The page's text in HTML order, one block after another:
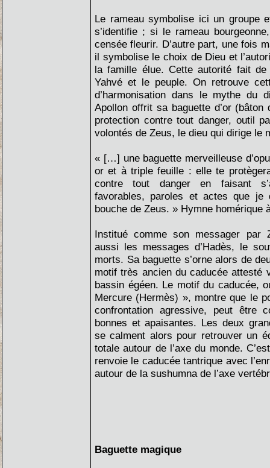
Le rameau symbolise ici un groupe
s’identifie ; si le rameau
censée fleurir. D’autre part, une fois
il symbolise le choix de Dieu et
la famille élue. Cette autorité fait de
Yahvé et le peuple. On retrouve
d’harmonisation dans le mythe du
Apollon offrit sa baguette d’or (bâton
protection contre tout danger, outil
volontés de Zeus, le dieu qui dirige le
« […] une baguette merveilleuse
or et à triple feuille : elle te
contre tout danger en faisant
favorables, paroles et actes que je
bouche de Zeus. » Hymne homérique
Institué comme son messager par
aussi les messages d’Hadès, le
morts. Sa baguette s’orne alors de
motif très ancien du caducée attesté
bassin égéen. Le motif du caducée,
Mercure (Hermès) », montre que le
confrontation agressive, peut être
bonnes et apaisantes. Les deux
se calment alors pour retrouver un
totale autour de l’axe du monde.
renvoie le caducée tantrique avec
autour de la sushumna de l’axe
Baguette magique